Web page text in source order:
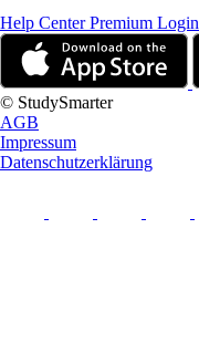
Help CenterPremium Login
© StudySmarter
AGB
Impressum
Datenschutzerklärung